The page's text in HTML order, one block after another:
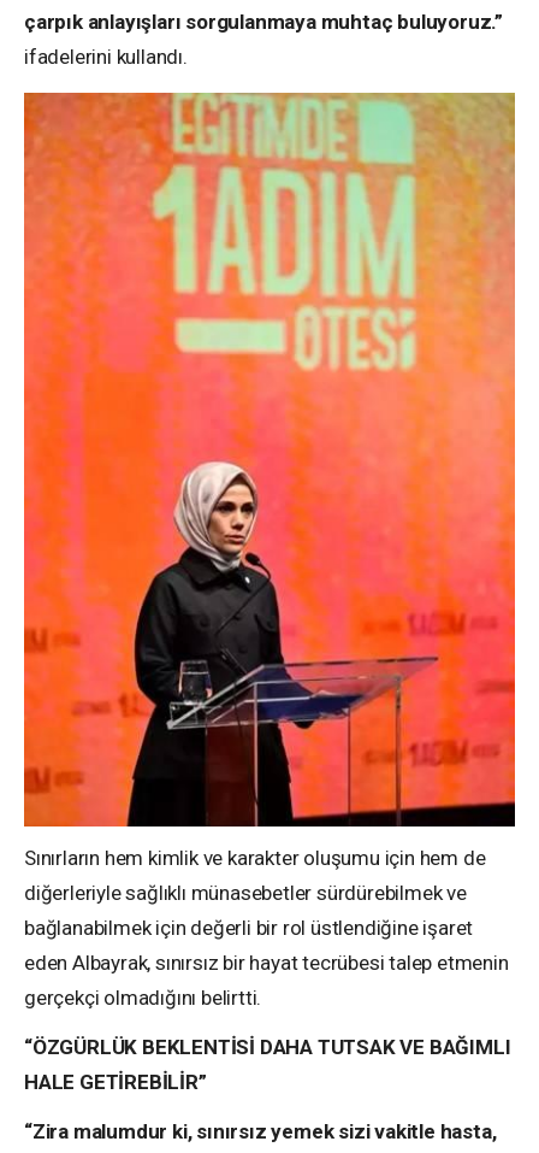
çarpık anlayışları sorgulanmaya muhtaç buluyoruz.”
ifadelerini kullandı.
Sınırların hem kimlik ve karakter oluşumu için hem de
diğerleriyle sağlıklı münasebetler sürdürebilmek ve
bağlanabilmek için değerli bir rol üstlendiğine işaret
eden Albayrak, sınırsız bir hayat tecrübesi talep etmenin
gerçekçi olmadığını belirtti.
“ÖZGÜRLÜK BEKLENTİSİ DAHA TUTSAK VE BAĞIMLI
HALE GETİREBİLİR”
“Zira malumdur ki, sınırsız yemek sizi vakitle hasta,